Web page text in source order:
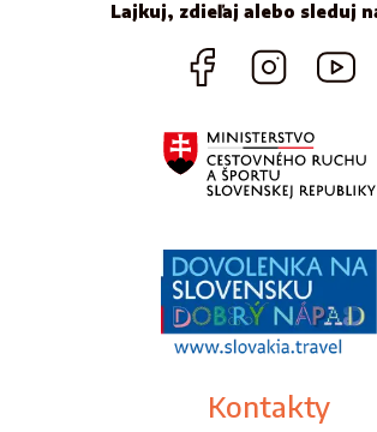
Lajkuj, zdieľaj alebo sleduj
Kontakty